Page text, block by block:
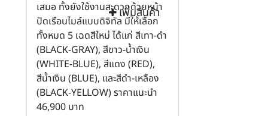
เพิ่มสินค้า
เสมอ ทั้งยังใช้งานสะดวกด้วยหน้า
ปัดเรือนไมล์แบบดิจิทัล มีให้เลือก
ทั้งหมด 5 เฉดสีใหม่ ได้แก่ สีเทา-ดำ
(BLACK-GRAY), สีขาว-น้ำเงิน
(WHITE-BLUE), สีแดง (RED),
สีน้ำเงิน (BLUE), และสีดำ-เหลือง
(BLACK-YELLOW) ราคาแนะนำ
46,900 บาท